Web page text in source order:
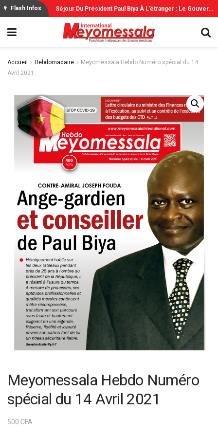
Accueil Hebdomadaire
Meyomessala Hebdo Numéro spécial du 14
Avril 2021
Meyomessala Hebdo Numéro
spécial du 14 Avril 2021
500 CFA
Flash Infos S
Éjour Du Président Paul Biya À L’étranger : Le Gouvernement Rassure